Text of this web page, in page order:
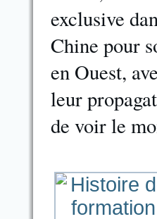
exclusive
Chine pour
en Ouest,
leur
de voir le